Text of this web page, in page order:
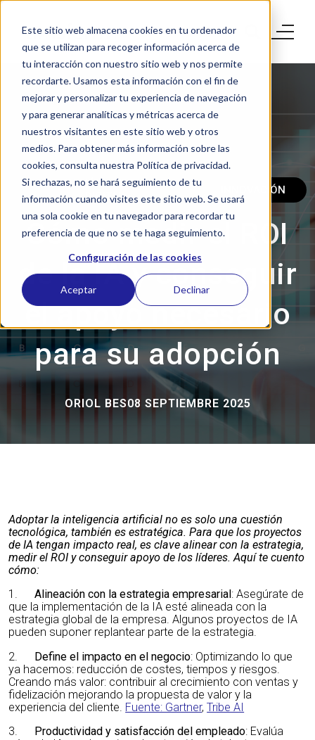
Este sitio web almacena cookies en tu ordenador
que se utilizan para recoger información acerca de
tu interacción con nuestro sitio web y nos permite
recordarte. Usamos esta información con el fin de
mejorar y personalizar tu experiencia de navegación
y para generar analíticas y métricas acerca de
nuestros visitantes en este sitio web y otros
medios. Para obtener más información sobre las
cookies, consulta nuestra Política de privacidad.
Si rechazas, no se hará seguimiento de tu
información cuando visites este sitio web. Se usará
una sola cookie en tu navegador para recordar tu
preferencia de que no se te haga seguimiento.
Configuración de las cookies
Aceptar Declinar
INNOVACIÓN Y ECONOMÍA
DIGITAL
INNOVACIÓN
Cómo medir el ROI
de la IA y conseguir
el apoyo necesario
para su adopción
ORIOL BES08 SEPTIEMBRE 2025
Adoptar la inteligencia artificial no es solo una cuestión
tecnológica, también es estratégica. Para que los proyectos
de IA tengan impacto real, es clave alinear con la estrategia,
medir el ROI y conseguir apoyo de los líderes. Aquí te cuento
cómo:
1.Alineación con la estrategia empresarial : Asegúrate de
que la implementación de la IA esté alineada con la
estrategia global de la empresa. Algunos proyectos de IA
pueden suponer replantear parte de la estrategia.
2. Define el impacto en el negocio: Optimizando lo que
ya hacemos: reducción de costes, tiempos y riesgos.
Creando más valor: contribuir al crecimiento con ventas y
fidelización mejorando la propuesta de valor y la
experiencia del cliente. Fuente: Gartner,Tribe AI
3. Productividad y satisfacción del empleado: Evalúa